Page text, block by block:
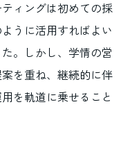
ィングは初めての採
うに活用すればよい
。しかし、学情の営
を重ね、継続的に伴
を軌道に乗せること